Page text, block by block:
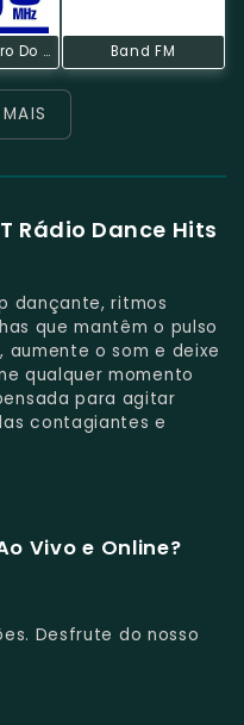
Rádio Cruzeiro Do Sul Band FM
Rádio Dance Hits
dançante, ritmos
que mantêm o pulso
aumente o som e deixe
qualquer momento
para agitar
contagiantes e
Vivo e Online?
Desfrute do nosso